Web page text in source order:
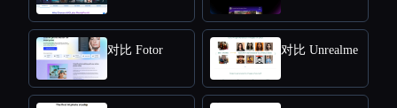
对比 Fotor 对比 Unrealme